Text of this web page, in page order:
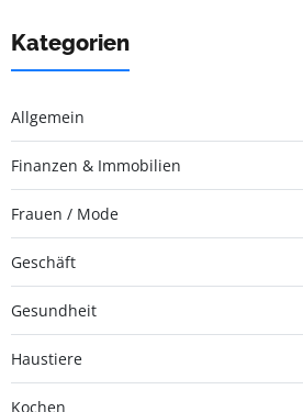
Kategorien
Allgemein
Finanzen & Immobilien
Frauen / Mode
Geschäft
Gesundheit
Haustiere
Kochen